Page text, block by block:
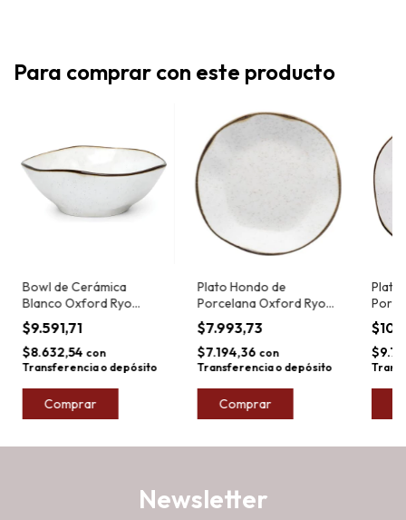
Para comprar con este producto
Bowl de Cerámica
Blanco Oxford Ryo
maresia 500ml 18cm
$9.591,71
$8.632,54 con
Transferencia o depósito
Comprar
Plato Hondo de
Porcelana Oxford Ryo
Maresia 22,5cm
$7.993,73
$7.194,36 con
Transferencia o depósito
Comprar
Plato
Newsletter